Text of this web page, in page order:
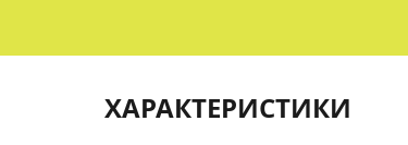
ХАРАКТЕРИСТИКИ